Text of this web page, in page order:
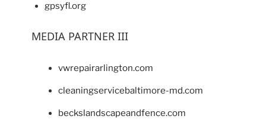
gpsyfl.org
MEDIA PARTNER III
vwrepairarlington.com
cleaningservicebaltimore-md.com
beckslandscapeandfence.com